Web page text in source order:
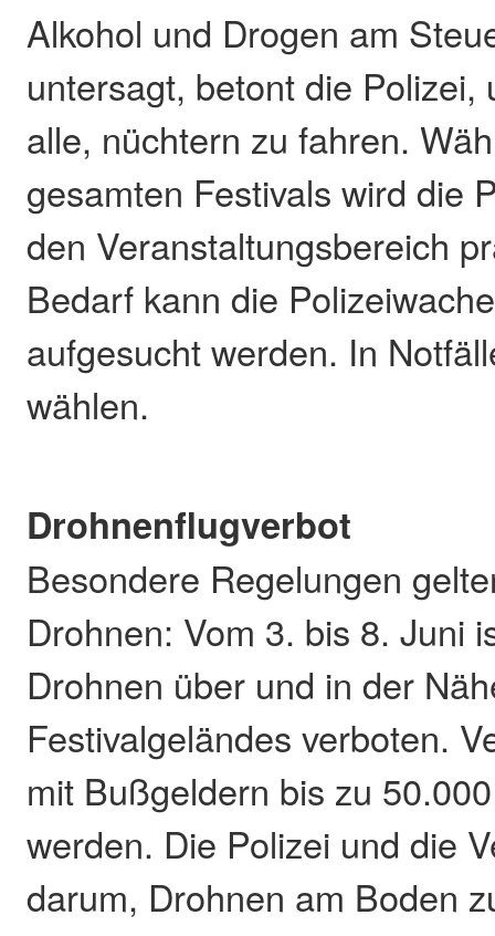
Alkohol und Drogen am
untersagt, betont die Polizei,
alle, nüchtern zu fahren.
gesamten Festivals wird die
den Veranstaltungsbereich
Bedarf kann die
aufgesucht werden. In
wählen.
Drohnenflugverbot
Besondere Regelungen
Drohnen: Vom 3. bis 8. Juni
Drohnen über und in der
Festivalgeländes verboten.
mit Bußgeldern bis zu
werden. Die Polizei und die
darum, Drohnen am Boden